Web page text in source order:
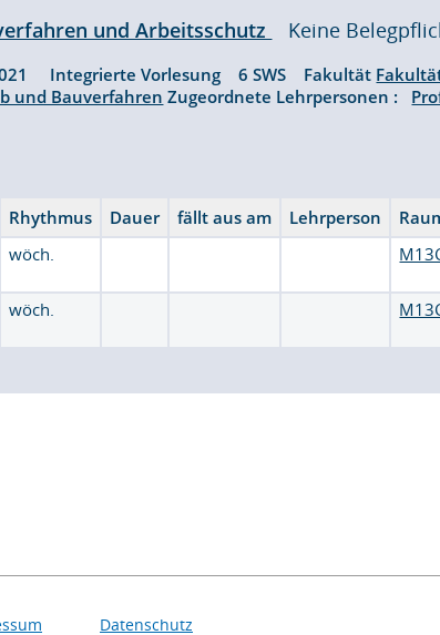
und Arbeitsschutz Keine
Integrierte Vorlesung 6 SWS Fakultät
und Bauverfahren Zugeordnete Lehrpersonen :
Rhythmus Dauer fällt aus am Lehrperson
wöch.
wöch.
Datenschutz